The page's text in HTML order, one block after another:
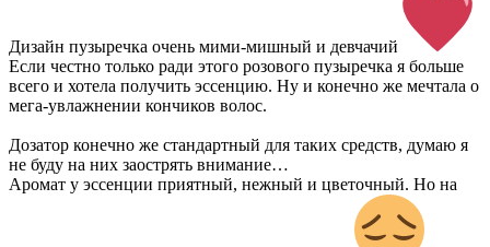
Дизайн пузыречка очень мими-мишный и девчачий
Если честно только ради этого розового пузыречка я больше
всего и хотела получить эссенцию. Ну и конечно же мечтала о
мега-увлажнении кончиков волос.
Дозатор конечно же стандартный для таких средств, думаю я
не буду на них заострять внимание…
Аромат у эссенции приятный, нежный и цветочный. Но на